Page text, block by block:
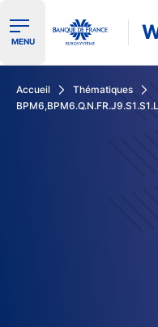
Ouvrir le menu de
MENU
Accueil
Thématiques